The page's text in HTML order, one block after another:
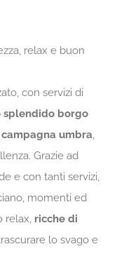
relax e buon
con servizi di
splendido borgo
umbra
Grazie ad
e con tanti servizi,
momenti ed
relax, ricche di
lo svago e